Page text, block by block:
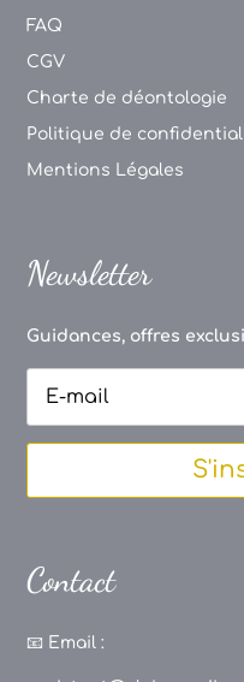
FAQ
CGV
Charte de déontologie
Politique de
Mentions Légales
Newsletter
Guidances, offres
Contact
📧 Email :